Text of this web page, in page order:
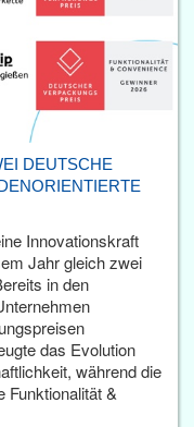
DEUTSCHE
Innovationskraft
Jahr gleich zwei
in den
das Evolution
während die
Funktionalität &